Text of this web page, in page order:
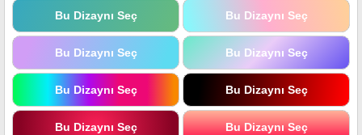
Bu Dizaynı Seç Bu Dizaynı Seç
Bu Dizaynı Seç Bu Dizaynı Seç
Bu Dizaynı Seç Bu Dizaynı Seç
Bu Dizaynı Seç Bu Dizaynı Seç